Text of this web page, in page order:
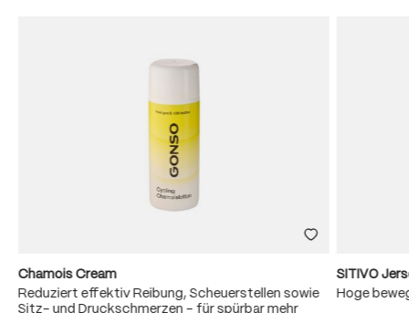
Chamois Cream
Reduziert effektiv Reibung, Scheuerstellen sowie
Sitz- und Druckschmerzen – für spürbar mehr
SITIVO
Hoge